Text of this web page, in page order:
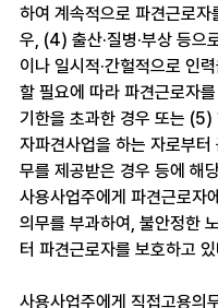
하여 계속적으로 파견근로자
우, (4) 출산·질병·부상 등으
이나 일시적·간헐적으로 인
할 필요에 따라 파견근로자
기한을 초과한 경우 또는 (5)
자파견사업을 하는 자로부터
무를 제공받은 경우 등에 해
사용사업주에게 파견근로자
의무를 부과하여, 불안정한
터 파견근로자를 보호하고
사용사업주에게 직접고용의